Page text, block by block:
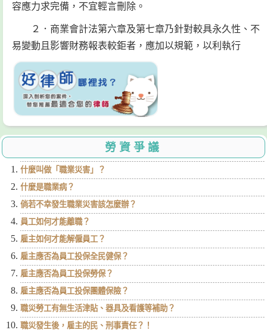
勞資爭議
什麼叫做「職業災害」？
什麼是職業病？
倘若不幸發生職業災害該怎麼辦？
員工如何才能離職？
雇主如何才能解僱員工？
雇主應否為員工投保全民健保？
雇主應否為員工投保勞保？
雇主應否為員工投保團體保險？
職災勞工有無生活津貼、器具及看護等補助？
職災發生後，雇主的民、刑事責任？！
容應力求完備，不宜輕言刪除。
２．商業會計法第六章及第七章乃針對較具永久性、不
易變動且影響財務報表較鉅者，應加以規範，以利執行